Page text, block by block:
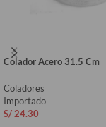
Colador Acero 31.5 Cm
Coladores
Importado
S/ 24.30